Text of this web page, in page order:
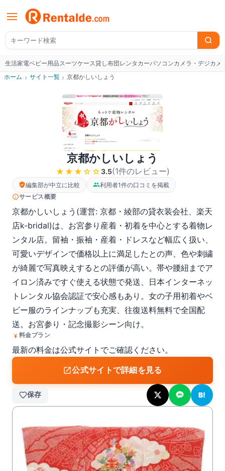
生活家電ベビー用品スーツケース貸し布団レンタカーパソコンカメラ・デジカメ
ホーム › サイト一覧 › 京都かしいしょう
京都かしいしょう
★★★ ☆☆ 3.5(1件のレビュー)
編集部が中立に比較
利用者1件の口コミを掲載
サービス概要
京都かしいしょう(運営: 京都・綾部の貸衣装会社、楽天
店k-bridal)は、お宮参り産着・初着を中心とする着物レ
ンタル店。留袖・振袖・産着・ドレスなど幅広く扱い、
可愛いデザインで価格以上に満足したとの声、色や刺繍
が綺麗で写真映えするとの評価が高い。帯や腰紐までア
イロン済みですぐ使える状態で発送、日本インターネッ
トレンタル協会認証で安心感もあり。女の子用初着やベ
ビー服のラインナップも充実、往復送料無料で全国配
送。お宮参り・記念撮影シーン向け。
料金プラン
最新の料金は公式サイトでご確認ください。
公式サイトで詳細を見る
保存 B!